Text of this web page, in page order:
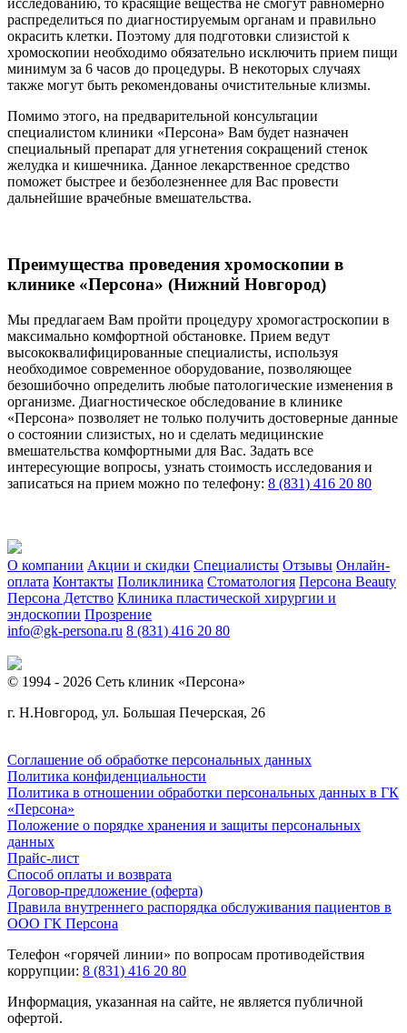
исследованию, то красящие вещества не смогут равномерно
распределиться по диагностируемым органам и правильно
окрасить клетки. Поэтому для подготовки слизистой к
хромоскопии необходимо обязательно исключить прием пищи
минимум за 6 часов до процедуры. В некоторых случаях
также могут быть рекомендованы очистительные клизмы.
Помимо этого, на предварительной консультации
специалистом клиники «Персона» Вам будет назначен
специальный препарат для угнетения сокращений стенок
желудка и кишечника. Данное лекарственное средство
поможет быстрее и безболезненнее для Вас провести
дальнейшие врачебные вмешательства.
Преимущества проведения хромоскопии в
клинике «Персона» (Нижний Новгород)
Мы предлагаем Вам пройти процедуру хромогастроскопии в
максимально комфортной обстановке. Прием ведут
высококвалифицированные специалисты, используя
необходимое современное оборудование, позволяющее
безошибочно определить любые патологические изменения в
организме. Диагностическое обследование в клинике
«Персона» позволяет не только получить достоверные данные
о состоянии слизистых, но и сделать медицинские
вмешательства комфортными для Вас. Задать все
интересующие вопросы, узнать стоимость исследования и
записаться на прием можно по телефону: 8 (831) 416 20 80
О компании Акции и скидки Специалисты Отзывы Онлайн-
оплата Контакты Поликлиника Стоматология Персона Beauty
Персона Детство Клиника пластической хирургии и
эндоскопии Прозрение
info@gk-persona.ru 8 (831) 416 20 80
© 1994 - 2026 Сеть клиник «Персона»
г. Н.Новгород, ул. Большая Печерская, 26
Соглашение об обработке персональных данных
Политика конфиденциальности
Политика в отношении обработки персональных данных в ГК
«Персона»
Положение о порядке хранения и защиты персональных
данных
Прайс-лист
Способ оплаты и возврата
Договор-предложение (оферта)
Правила внутреннего распорядка обслуживания пациентов в
ООО ГК Персона
Телефон «горячей линии» по вопросам противодействия
коррупции: 8 (831) 416 20 80
Информация, указанная на сайте, не является публичной
офертой.